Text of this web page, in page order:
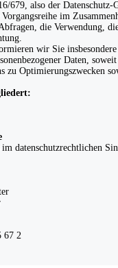
also der
im
Abfragen, die
wir Sie
Daten,
Optimierungszwecken
datenschutzrechtlichen
67 2